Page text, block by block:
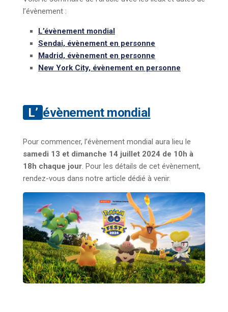
l’évènement :
L’évènement mondial
Sendai, évènement en personne
Madrid, évènement en personne
New York City, évènement en personne
L’évènement mondial
Pour commencer, l’évènement mondial aura lieu le
samedi 13 et dimanche 14 juillet 2024 de 10h à
18h chaque jour. Pour les détails de cet évènement,
rendez-vous dans notre article dédié à venir.